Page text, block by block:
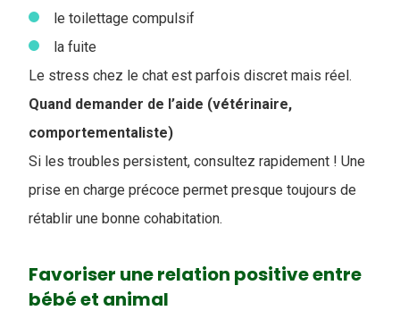
le toilettage compulsif
la fuite
Le stress chez le chat est parfois discret mais réel.
Quand demander de l’aide (vétérinaire,
comportementaliste)
Si les troubles persistent, consultez rapidement ! Une
prise en charge précoce permet presque toujours de
rétablir une bonne cohabitation.
Favoriser une relation positive entre
bébé et animal